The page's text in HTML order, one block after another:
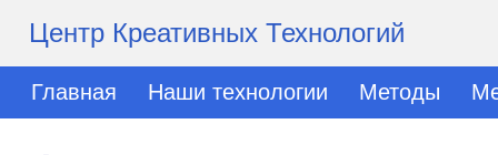
Центр Креативных Технологий
Главная Наши технологии Методы